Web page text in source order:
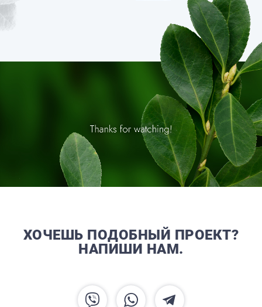
ХОЧЕШЬ ПОДОБНЫЙ ПРОЕКТ?
НАПИШИ НАМ.